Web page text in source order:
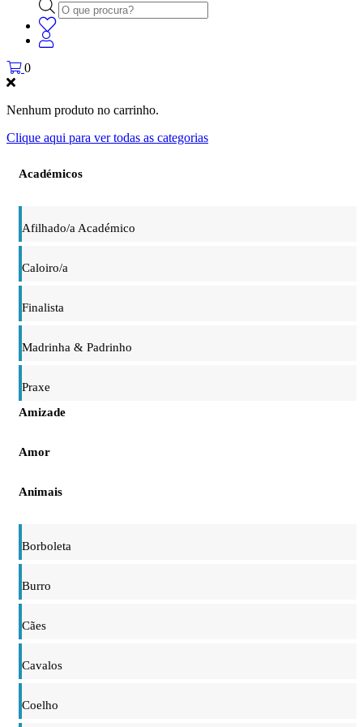
Products
search
0
Nenhum produto no carrinho.
Clique aqui para ver todas as categorias
Académicos
Afilhado/a Académico
Caloiro/a
Finalista
Madrinha & Padrinho
Praxe
Amizade
Amor
Animais
Borboleta
Burro
Cães
Cavalos
Coelho